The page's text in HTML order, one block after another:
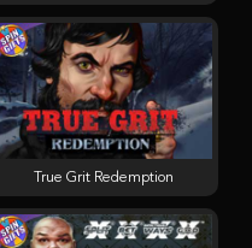
True Grit Redemption